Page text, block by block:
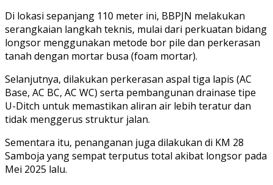
Di lokasi sepanjang 110 meter ini, BBPJN melakukan
serangkaian langkah teknis, mulai dari perkuatan bidang
longsor menggunakan metode bor pile dan perkerasan
tanah dengan mortar busa (foam mortar).
Selanjutnya, dilakukan perkerasan aspal tiga lapis (AC
Base, AC BC, AC WC) serta pembangunan drainase tipe
U-Ditch untuk memastikan aliran air lebih teratur dan
tidak menggerus struktur jalan.
Sementara itu, penanganan juga dilakukan di KM 28
Samboja yang sempat terputus total akibat longsor pada
Mei 2025 lalu.